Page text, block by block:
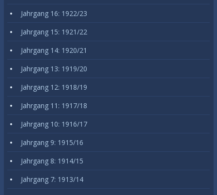
Jahrgang 16: 1922/23
Jahrgang 15: 1921/22
Jahrgang 14: 1920/21
Jahrgang 13: 1919/20
Jahrgang 12: 1918/19
Jahrgang 11: 1917/18
Jahrgang 10: 1916/17
Jahrgang 9: 1915/16
Jahrgang 8: 1914/15
Jahrgang 7: 1913/14